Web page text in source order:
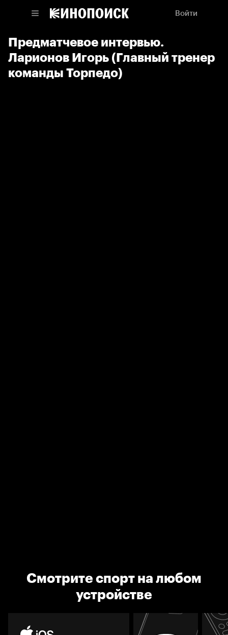
Войти
Предматчевое интервью.
Ларионов Игорь (Главный тренер
команды Торпедо)
Смотрите спорт на любом
устройстве